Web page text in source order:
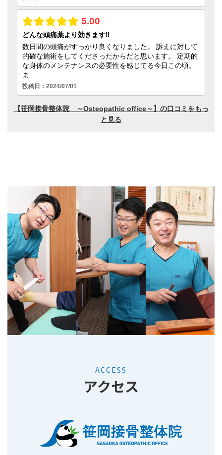
ACCESS
アクセス